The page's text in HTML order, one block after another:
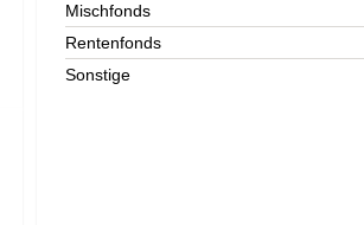
herunterladen
herunterladen
Mischfonds
Rentenfonds
Sonstige